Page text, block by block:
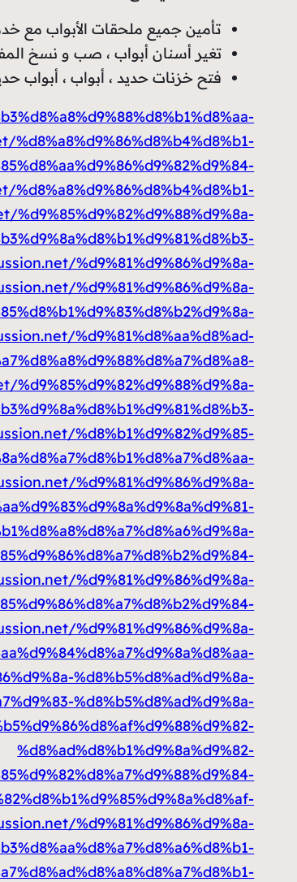
تأمين جميع ملحقات الأبواب مع
تغير أسنان أبواب ، صب و نسخ
فتح خزنات حديد ، أبواب ، أبواب
%d9%81%d9%86%d9%8a-
%d9%81%d9%86%d9%8a-
%d9%81%d8%aa%d8%ad-
%d8%b1%d9%82%d9%85-
%d9%81%d9%86%d9%8a-
%d9%81%d9%86%d9%8a-
%d9%81%d9%86%d9%8a-
%d8%b5%d8%ad%d9%8a-
%d8%b5%d8%ad%d9%8a-
%d8%ad%d8%b1%d9%8a%d9%82-
%d9%81%d9%86%d9%8a-